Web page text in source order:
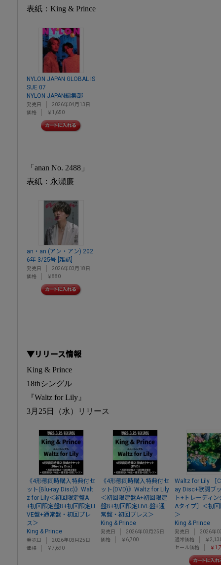
表紙：King & Prince
NYLON JAPAN GLOBAL IS
SUE 07
NYLON JAPAN編集部
発売日
2026年04月13日
価格
￥1,650
「anan No. 2488」
表紙：永瀬廉
an・an (アン・アン) 202
6年 3/25号 [雑誌]
発売日
2026年03月18日
価格
￥880
▼リリース情報
King & Prince
18thシングル
『Waltz for Lily』
3月25日（水）リリース
《4形態同時購入特典付セ
ット(Blu-ray Disc)》Walt
z for Lily＜初回限定盤A
+初回限定盤B+初回限定LI
VE盤+通常盤・初回プレ
ス＞
King & Prince
発売日
2026年03月25日
価格
￥7,690
《4形態同時購入特典付セ
ット(DVD)》Waltz for Lily
＜初回限定盤A+初回限定
盤B+初回限定LIVE盤+通
常盤・初回プレス＞
King & Prince
発売日
2026年03月25日
価格
￥6,700
Waltz for Lily ［
ay Disc+歌詞ブ
ト+トレーディ
Aタイプ］＜初
＞
King & Prince
発売日
2026年
通常価格
￥
セール価格
￥